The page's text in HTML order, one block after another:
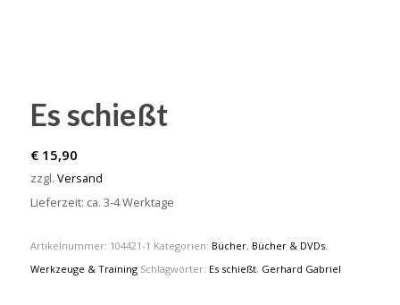
Es schießt
€15,90
zzgl. Versand
Lieferzeit: ca. 3-4 Werktage
Artikelnummer: 104421-1 Kategorien: Bücher, Bücher & DVDs,
Werkzeuge & Training Schlagwörter: Es schießt, Gerhard Gabriel